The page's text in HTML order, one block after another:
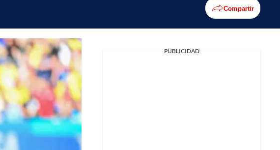
Compartir
PUBLICIDAD